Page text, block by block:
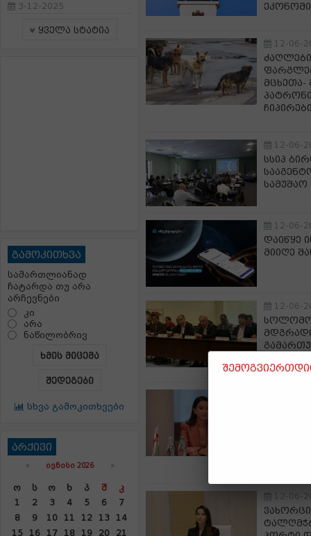
3-12-2025
ყველა სტატია
გამოკითხვა
სამართლიანად
ჩატარდა თუ არა
არჩევნები
კი
არა
ნაწილობრივ
ხმის მიცემა
შედეგები
სხვა გამოკითხვები
არქივი
« ᲘᲕᲜᲘᲡᲘ 2026 »
Ო Ს Ო Ხ Პ Შ
Კ
1
2 3 4 5 6
7
8
9 10 11 12 13
14
15
16 17 18 19 20
21
12-06-
მცხეთა-
12-06-
სსიპ
სამუშაო
12-06-
დაიწყე
მიიღე
12-06-
12-06-